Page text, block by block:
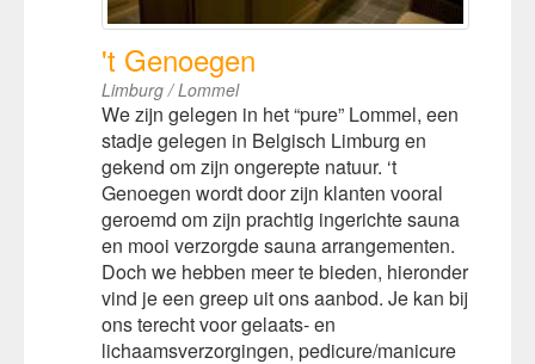
't Genoegen
Limburg / Lommel
We zijn gelegen in het “pure” Lommel, een
stadje gelegen in Belgisch Limburg en
gekend om zijn ongerepte natuur. ‘t
Genoegen wordt door zijn klanten vooral
geroemd om zijn prachtig ingerichte sauna
en mooi verzorgde sauna arrangementen.
Doch we hebben meer te bieden, hieronder
vind je een greep uit ons aanbod. Je kan bij
ons terecht voor gelaats- en
lichaamsverzorgingen, pedicure/manicure